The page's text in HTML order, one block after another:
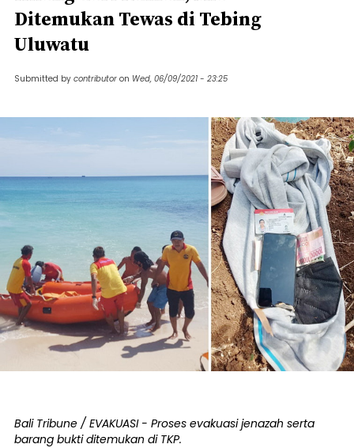
Ditemukan Tewas di Tebing
Uluwatu
Submitted by contributor on Wed, 06/09/2021 - 23:25
Bali Tribune / EVAKUASI - Proses evakuasi jenazah serta
barang bukti ditemukan di TKP.